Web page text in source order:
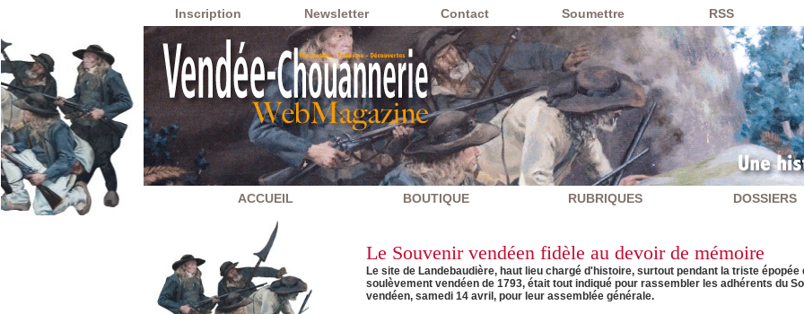
Inscription Newsletter Contact Soumettre RSS
ACCUEIL BOUTIQUE RUBRIQUES DOSSIERS
Le Souvenir vendéen fidèle au devoir de mémoire
Le site de Landebaudière, haut lieu chargé d'histoire, surtout pendant la triste épopée
soulèvement vendéen de 1793, était tout indiqué pour rassembler les adhérents du
vendéen, samedi 14 avril, pour leur assemblée générale.